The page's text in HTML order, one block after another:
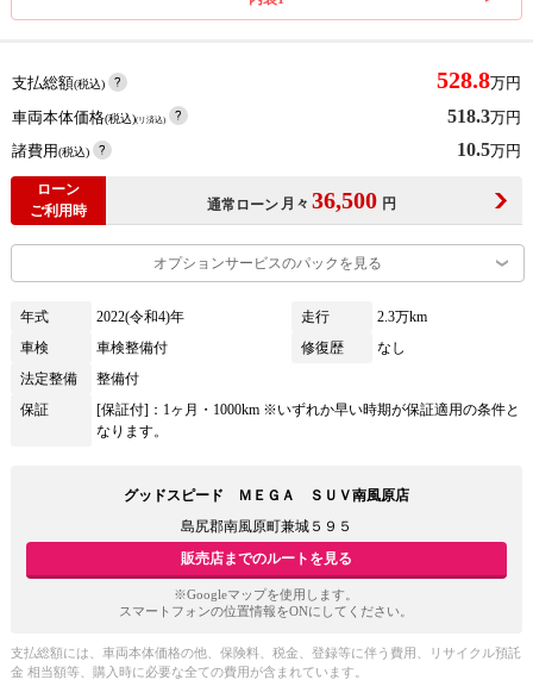
支払総額(税込) 528.8万円
車両本体価格(税込)(リ済込) 518.3万円
諸費用(税込) 10.5万円
ローン
ご利用時
通常ローン 月々 36,500 円
オプションサービスのパックを見る
年式 2022(令和4)年 走行
2.3万km
車検
車検整備付 修復歴
なし
法定整備
整備付
保証
[保証付]：1ヶ月・1000km ※いずれか早い時期が保証適用の条件と
なります。
グッドスピード ＭＥＧＡ ＳＵＶ南風原店
島尻郡南風原町兼城５９５
販売店までのルートを見る
※Googleマップを使用します。
スマートフォンの位置情報をONにしてください。
支払総額には、車両本体価格の他、保険料、税金、登録等に伴う費用、リサイクル預託
金 相当額等、購入時に必要な全ての費用が含まれています。